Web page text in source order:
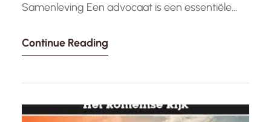
Samenleving Een advocaat is een essentiële
het verlenen van juridisch advies en bijstand
opgeleid om de rechten van hun cliënten te
Continue Reading